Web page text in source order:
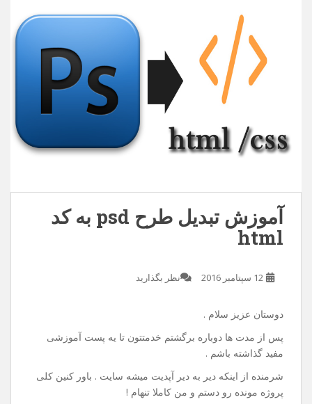
آموزش تبدیل طرح psd به کد
html
12 سپتامبر 2016 نظر بگذارید
دوستان عزیز سلام .
پس از مدت ها دوباره برگشتم خدمتتون تا یه پست آموزشی
مفید گذاشته باشم .
شرمنده از اینکه دیر به دیر آپدیت میشه سایت . باور کنین کلی
پروژه مونده رو دستم و من کاملا تنهام !